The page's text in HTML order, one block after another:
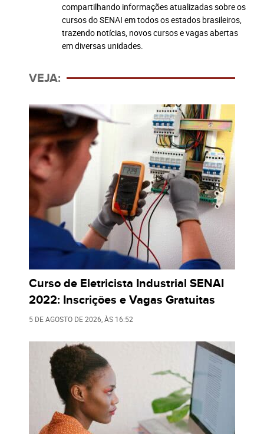
compartilhando informações atualizadas sobre os
cursos do SENAI em todos os estados brasileiros,
trazendo notícias, novos cursos e vagas abertas
em diversas unidades.
VEJA:
Curso de Eletricista Industrial SENAI
2022: Inscrições e Vagas Gratuitas
5 DE AGOSTO DE 2026 , ÀS 16:52